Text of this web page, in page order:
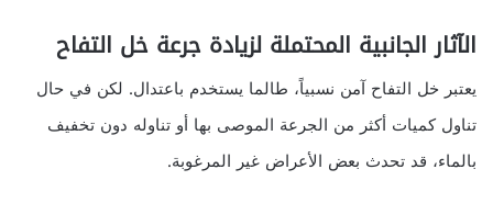
الآثار الجانبية المحتملة لزيادة جرعة خل التفاح
يعتبر خل التفاح آمن نسبياً، طالما يستخدم باعتدال. لكن في حال
تناول كميات أكثر من الجرعة الموصى بها أو تناوله دون تخفيف
بالماء، قد تحدث بعض الأعراض غير المرغوبة.